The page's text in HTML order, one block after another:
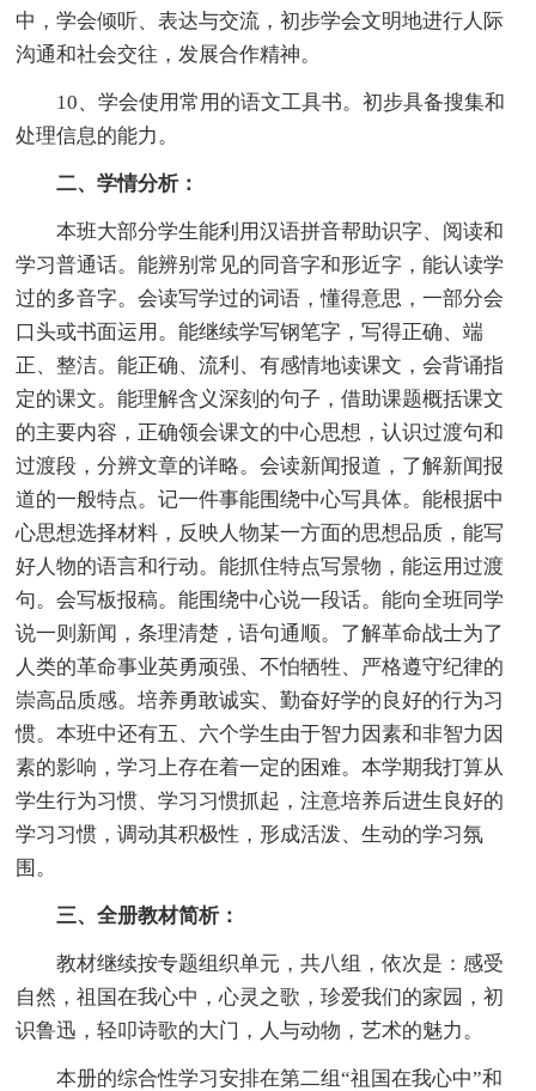
中，学会倾听、表达与交流，初步学会文明地进行人际
沟通和社会交往，发展合作精神。
10、学会使用常用的语文工具书。初步具备搜集和
处理信息的能力。
二、学情分析：
本班大部分学生能利用汉语拼音帮助识字、阅读和
学习普通话。能辨别常见的同音字和形近字，能认读学
过的多音字。会读写学过的词语，懂得意思，一部分会
口头或书面运用。能继续学写钢笔字，写得正确、端
正、整洁。能正确、流利、有感情地读课文，会背诵指
定的课文。能理解含义深刻的句子，借助课题概括课文
的主要内容，正确领会课文的中心思想，认识过渡句和
过渡段，分辨文章的详略。会读新闻报道，了解新闻报
道的一般特点。记一件事能围绕中心写具体。能根据中
心思想选择材料，反映人物某一方面的思想品质，能写
好人物的语言和行动。能抓住特点写景物，能运用过渡
句。会写板报稿。能围绕中心说一段话。能向全班同学
说一则新闻，条理清楚，语句通顺。了解革命战士为了
人类的革命事业英勇顽强、不怕牺牲、严格遵守纪律的
崇高品质感。培养勇敢诚实、勤奋好学的良好的行为习
惯。本班中还有五、六个学生由于智力因素和非智力因
素的影响，学习上存在着一定的困难。本学期我打算从
学生行为习惯、学习习惯抓起，注意培养后进生良好的
学习习惯，调动其积极性，形成活泼、生动的学习氛
围。
三、全册教材简析：
教材继续按专题组织单元，共八组，依次是：感受
自然，祖国在我心中，心灵之歌，珍爱我们的家园，初
识鲁迅，轻叩诗歌的大门，人与动物，艺术的魅力。
本册的综合性学习安排在第二组“祖国在我心中”和